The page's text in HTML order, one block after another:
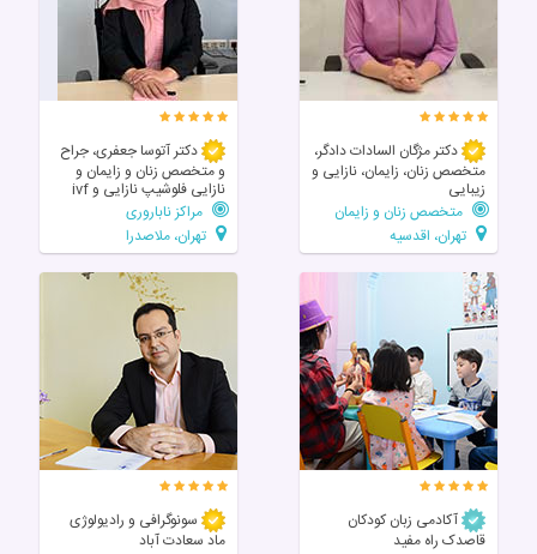
دکتر مژگان السادات دادگر،
متخصص زنان، زایمان، نازایی و
زیبایی
متخصص زنان و زایمان
تهران، اقدسیه
دکتر آتوسا جعفری، جراح
و متخصص زنان و زایمان و
نازایی فلوشیپ نازایی و ivf
مراکز ناباروری
تهران، ملاصدرا
آکادمی زبان کودکان
قاصدک راه مفید
سونوگرافی و رادیولوژی
ماد سعادت آباد